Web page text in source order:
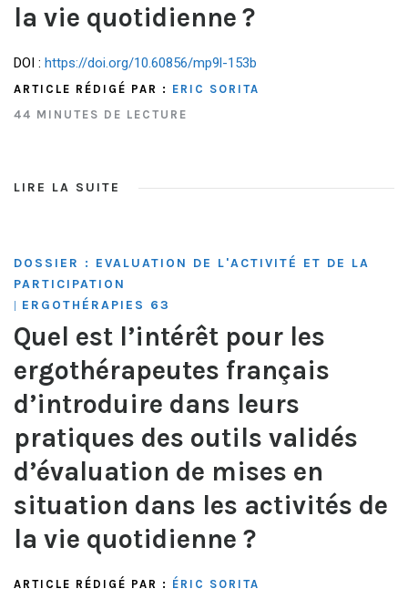
la vie quotidienne ?
DOI : https://doi.org/10.60856/mp9l-153b
ARTICLE RÉDIGÉ PAR : ERIC SORITA
44 MINUTES DE LECTURE
LIRE LA SUITE
DOSSIER : EVALUATION DE L'ACTIVITÉ ET DE LA
PARTICIPATION
ERGOTHÉRAPIES 63
Quel est l’intérêt pour les
ergothérapeutes français
d’introduire dans leurs
pratiques des outils validés
d’évaluation de mises en
situation dans les activités de
la vie quotidienne ?
ARTICLE RÉDIGÉ PAR : ÉRIC SORITA